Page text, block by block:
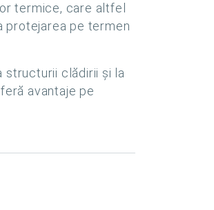
termice, care altfel
protejarea pe termen
structurii clădirii și la
avantaje pe